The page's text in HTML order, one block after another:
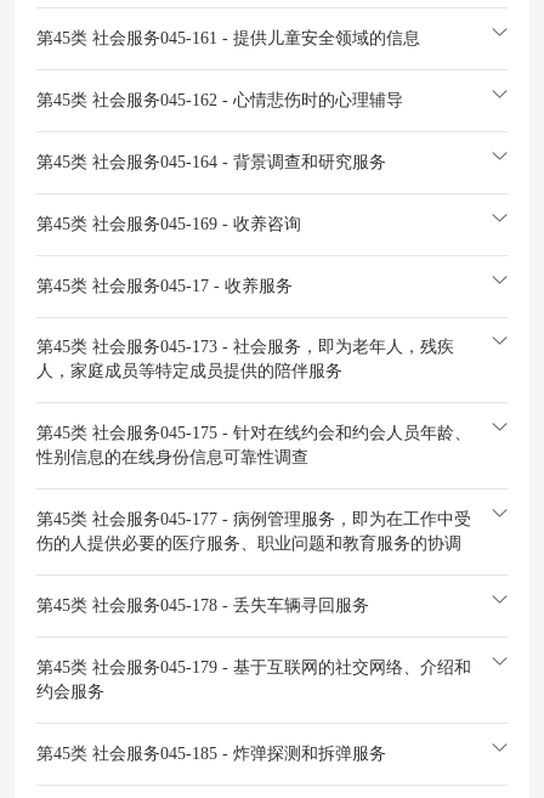
第45类 社会服务045-161 - 提供儿童安全领域的信息
第45类 社会服务045-162 - 心情悲伤时的心理辅导
第45类 社会服务045-164 - 背景调查和研究服务
第45类 社会服务045-169 - 收养咨询
第45类 社会服务045-17 - 收养服务
第45类 社会服务045-173 - 社会服务，即为老年人，残疾
人，家庭成员等特定成员提供的陪伴服务
第45类 社会服务045-175 - 针对在线约会和约会人员年龄、
性别信息的在线身份信息可靠性调查
第45类 社会服务045-177 - 病例管理服务，即为在工作中受
伤的人提供必要的医疗服务、职业问题和教育服务的协调
第45类 社会服务045-178 - 丢失车辆寻回服务
第45类 社会服务045-179 - 基于互联网的社交网络、介绍和
约会服务
第45类 社会服务045-185 - 炸弹探测和拆弹服务